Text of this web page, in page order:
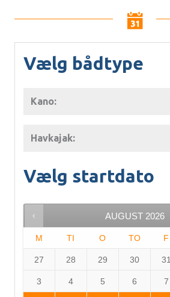
Vælg bådtype
Kano:
Havkajak:
Vælg startdato
AUGUST 2026
M TI O TO F
27 28 29 30 31
3 4 5 6 7